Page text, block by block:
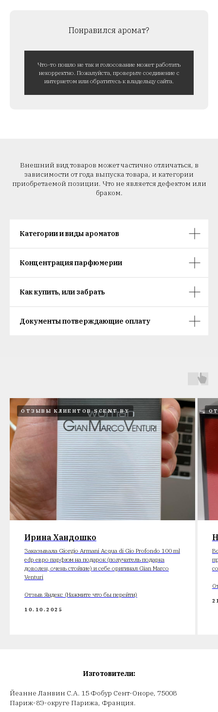
Понравился аромат?
Что-то пошло не так и голосование может работать
некорректно. Пожалуйста, проверьте соединение с
интернетом или обратитесь к владельцу сайта.
Внешний вид товаров может частично отличаться, в
зависимости от года выпуска товара, и категории
приобретаемой позиции. Что не является дефектом или
браком.
Категории и виды ароматов
Концентрация парфюмерии
Как купить, или забрать
Документы потверждающие оплату
ОТЗЫВЫ КЛИЕНТОВ SCENT.BY
Ирина Хандошко
Заказывала Giorgio Armani Acqua di Gio Profondo 100 ml
edp евро парфюм на подарок (получатель подарка
доволен, очень стойкие) и себе оригинал Gian Marco
Venturi
Отзыв Яндекс (Нажмите что бы перейти)
10.10.2025
Изготовители:
Йеанне Ланвин С.А. 15 Фобур Сент-Оноре, 75008
Париж-8Э-округе Парижа, Франция.